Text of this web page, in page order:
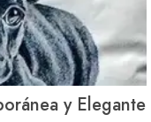
y Elegante